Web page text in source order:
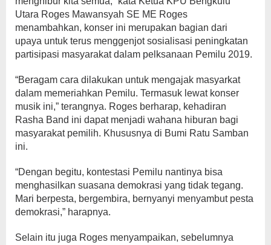
Utara Roges Mawansyah SE ME Roges
menambahkan, konser ini merupakan bagian dari
upaya untuk terus menggenjot sosialisasi peningkatan
partisipasi masyarakat dalam pelksanaan Pemilu 2019.
“Beragam cara dilakukan untuk mengajak masyarkat
dalam memeriahkan Pemilu. Termasuk lewat konser
musik ini,” terangnya. Roges berharap, kehadiran
Rasha Band ini dapat menjadi wahana hiburan bagi
masyarakat pemilih. Khususnya di Bumi Ratu Samban
ini.
“Dengan begitu, kontestasi Pemilu nantinya bisa
menghasilkan suasana demokrasi yang tidak tegang.
Mari berpesta, bergembira, bernyanyi menyambut pesta
demokrasi,” harapnya.
Selain itu juga Roges menyampaikan, sebelumnya